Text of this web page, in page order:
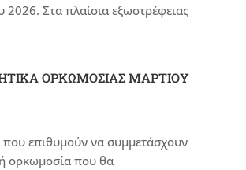
Στα πλαίσια εξωστρέφειας
ΟΡΚΩΜΟΣΙΑΣ ΜΑΡΤΙΟΥ
που επιθυμούν να συμμετάσχουν
ορκωμοσία που θα